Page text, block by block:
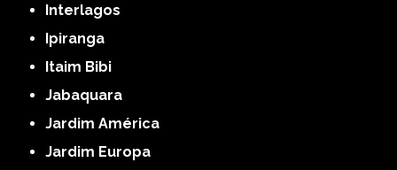
Interlagos
Ipiranga
Itaim Bibi
Jabaquara
Jardim América
Jardim Europa